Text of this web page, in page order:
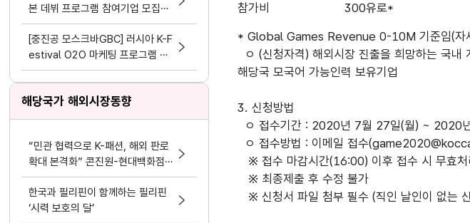
본 데뷔 프로그램 참여기업 모집공
고
[중진공 모스크바GBC] 러시아 K-F
estival O2O 마케팅 프로그램 참
여기업 모집 공고(~8.19)
해당국가 해외시장동향
“민관 협력으로 K-패션, 해외 판로
확대 본격화” 콘진원-현대백화점,
해외 진출 지원 업무협약 체결
한국과 필리핀이 함께하는 필리핀
‘시력 보호의 달’
참가비
300유로*
* Global Games Revenue 0-10M 기준임(자
해당국 모국어 가능인력 보유기업
3. 신청방법